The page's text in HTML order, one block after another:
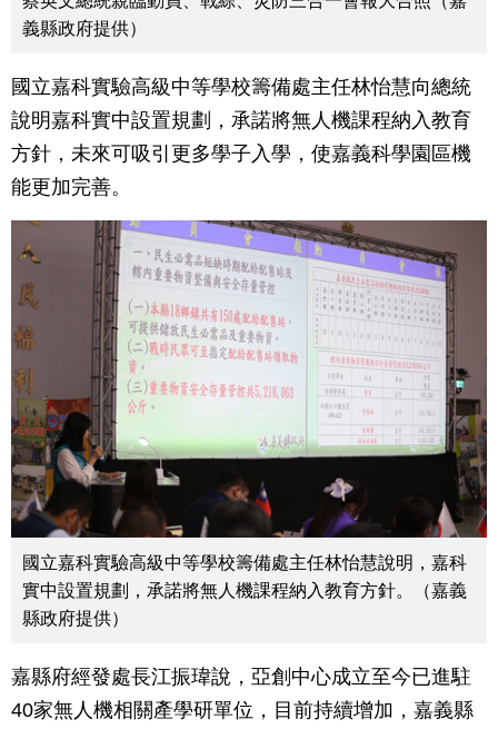
義縣政府提供）
國立嘉科實驗高級中等學校籌備處主任林怡慧向總統
說明嘉科實中設置規劃，承諾將無人機課程納入教育
方針，未來可吸引更多學子入學，使嘉義科學園區機
能更加完善。
國立嘉科實驗高級中等學校籌備處主任林怡慧說明，嘉科
實中設置規劃，承諾將無人機課程納入教育方針。（嘉義
縣政府提供）
嘉縣府經發處長江振瑋說，亞創中心成立至今已進駐
40家無人機相關產學研單位，目前持續增加，嘉義縣